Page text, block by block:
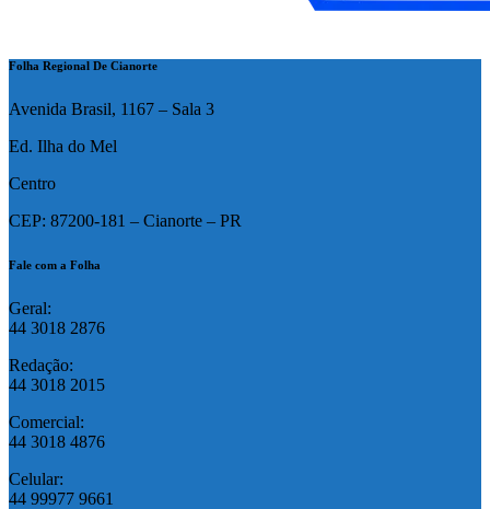
Folha Regional De Cianorte
Avenida Brasil, 1167 – Sala 3
Ed. Ilha do Mel
Centro
CEP: 87200-181 – Cianorte – PR
Fale com a Folha
Geral:
44 3018 2876
Redação:
44 3018 2015
Comercial:
44 3018 4876
Celular:
44 99977 9661